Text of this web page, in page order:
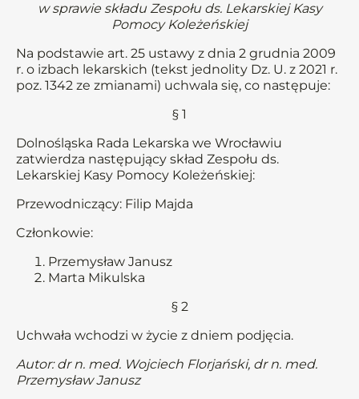
w sprawie składu Zespołu ds. Lekarskiej Kasy
Pomocy Koleżeńskiej
Na podstawie art. 25 ustawy z dnia 2 grudnia 2009
r. o izbach lekarskich (tekst jednolity Dz. U. z 2021 r.
poz. 1342 ze zmianami) uchwala się, co następuje:
§ 1
Dolnośląska Rada Lekarska we Wrocławiu
zatwierdza następujący skład Zespołu ds.
Lekarskiej Kasy Pomocy Koleżeńskiej:
Przewodniczący: Filip Majda
Członkowie:
Przemysław Janusz
Marta Mikulska
§ 2
Uchwała wchodzi w życie z dniem podjęcia.
Autor: dr n. med. Wojciech Florjański, dr n. med.
Przemysław Janusz